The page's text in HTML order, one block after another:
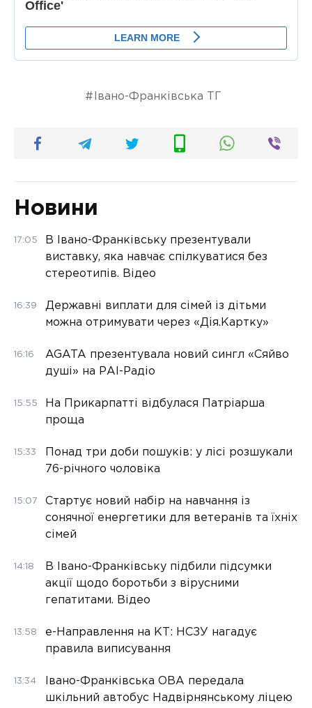
Івано-Франківська ТГ
Новини
17:05
В Івано-Франківську презентували
виставку, яка навчає спілкуватися без
стереотипів. Відео
16:39
Державні виплати для сімей із дітьми
можна отримувати через «Дія.Картку»
16:16
AGATA презентувала новий сингл «Сяйво
душі» на РАІ-Радіо
15:55
На Прикарпатті відбулася Патріарша
проща
15:33
Понад три доби пошуків: у лісі розшукали
76-річного чоловіка
15:07
Стартує новий набір на навчання із
сонячної енергетики для ветеранів та їхніх
сімей
14:18
В Івано-Франківську підбили підсумки
акції щодо боротьби з вірусними
гепатитами. Відео
13:58
е-Направлення на КТ: НСЗУ нагадує
правила виписування
13:34
Івано-Франківська ОВА передала
шкільний автобус Надвірнянському ліцею